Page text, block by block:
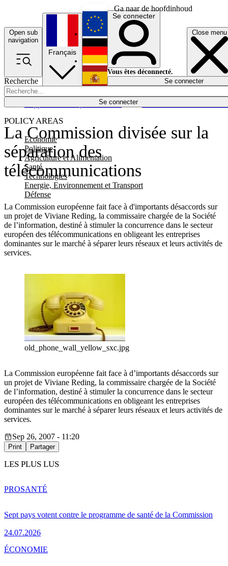
Ga naar de hoofdinhoud
Open sub
navigation
Close menu
Recherche
Se connecter
POLICY AREAS
Economie
Politique
Agriculture et Alimentation
Santé
Technologies
Energie, Environnement et Transport
Défense
Économie
Français
English
Deutsch
Español
Se connecter
Vous êtes déconnecté.
Se connecter
La Commission divisée sur la
séparation des
télécommunications
La Commission européenne fait face à d'importants désaccords sur
un projet de Viviane Reding, la commissaire chargée de la Société
de l’information, destiné à stimuler la concurrence dans le secteur
européen des télécommunications en obligeant les entreprises
dominantes sur le marché à séparer leurs réseaux et leurs activités de
services.
old_phone_wall_yellow_sxc.jpg
La Commission européenne fait face à d’importants désaccords sur
un projet de Viviane Reding, la commissaire chargée de la Société
de l’information, destiné à stimuler la concurrence dans le secteur
européen des télécommunications en obligeant les entreprises
dominantes sur le marché à séparer leurs réseaux et leurs activités de
services.
Sep 26, 2007 - 11:20
Print Partager
LES PLUS LUS
Sept pays votent contre le programme de santé de la Commission
24.07.2026
PROSANTÉ
ÉCONOMIE